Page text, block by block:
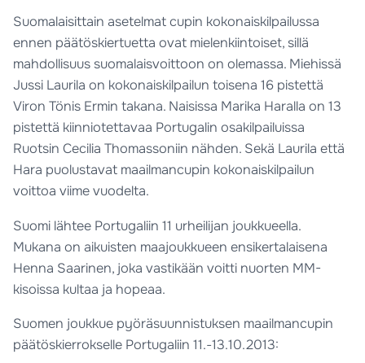
Suomalaisittain asetelmat cupin kokonaiskilpailussa
ennen päätöskiertuetta ovat mielenkiintoiset, sillä
mahdollisuus suomalaisvoittoon on olemassa. Miehissä
Jussi Laurila on kokonaiskilpailun toisena 16 pistettä
Viron Tönis Ermin takana. Naisissa Marika Haralla on 13
pistettä kiinniotettavaa Portugalin osakilpailuissa
Ruotsin Cecilia Thomassoniin nähden. Sekä Laurila että
Hara puolustavat maailmancupin kokonaiskilpailun
voittoa viime vuodelta.
Suomi lähtee Portugaliin 11 urheilijan joukkueella.
Mukana on aikuisten maajoukkueen ensikertalaisena
Henna Saarinen, joka vastikään voitti nuorten MM-
kisoissa kultaa ja hopeaa.
Suomen joukkue pyöräsuunnistuksen maailmancupin
päätöskierrokselle Portugaliin 11.-13.10.2013: